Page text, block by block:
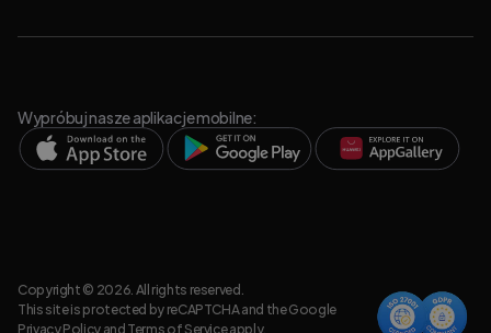
Wypróbuj nasze aplikacje mobilne:
Copyright © 2026. All rights reserved.
This site is protected by reCAPTCHA and the Google
Privacy Policyand Terms of Serviceapply.